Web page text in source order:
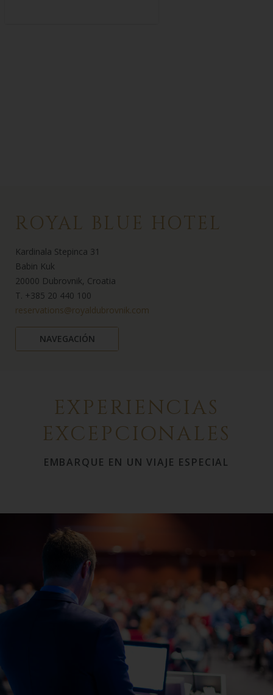
ROYAL BLUE HOTEL
Kardinala Stepinca 31
Babin Kuk
20000 Dubrovnik, Croatia
T. +385 20 440 100
reservations@royaldubrovnik.com
NAVEGACIÓN
EXPERIENCIAS
EXCEPCIONALES
EMBARQUE EN UN VIAJE ESPECIAL